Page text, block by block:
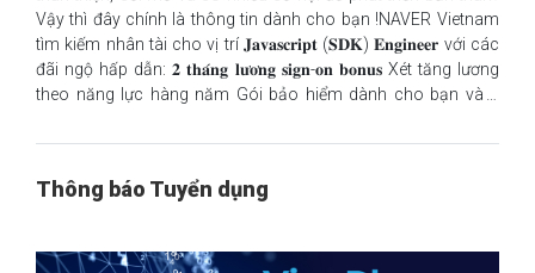
Vậy thì đây chính là thông tin dành cho bạn !NAVER Vietnam
tìm kiếm nhân tài cho vị trí 𝐉𝐚𝐯𝐚𝐬𝐜𝐫𝐢𝐩𝐭 (𝐒𝐃𝐊) 𝐄𝐧𝐠𝐢𝐧𝐞𝐞𝐫 với các
đãi ngộ hấp dẫn: 𝟐 𝐭𝐡𝐚́𝐧𝐠 𝐥𝐮̛𝐨̛𝐧𝐠 𝐬𝐢𝐠𝐧-𝐨𝐧 𝐛𝐨𝐧𝐮𝐬 Xét tăng lương
theo năng lực hàng năm Gói bảo hiểm dành cho bạn và 2
workation mỗi năm - được làm việc tại bất cứ nơi nào mà bạn
hàng năm và chi phí mua sách hàng thángcùng nhiều quyền
Thông báo Tuyển dụng